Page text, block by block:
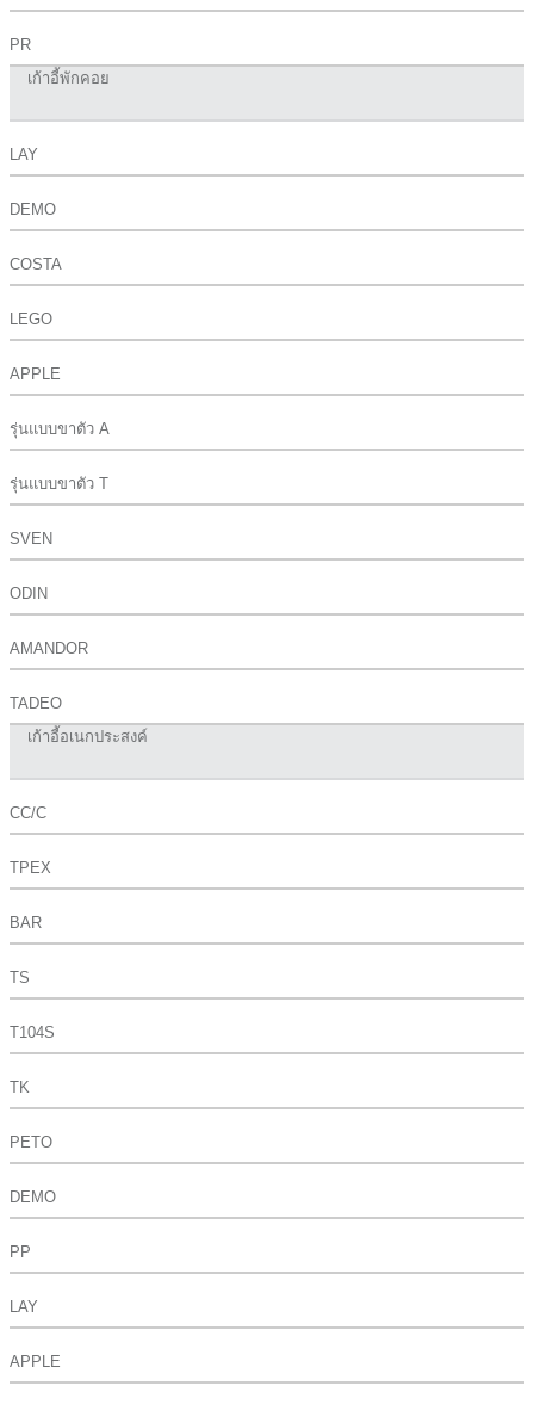
PR
เก้าอี้พักคอย
LAY
DEMO
COSTA
LEGO
APPLE
รุ่นแบบขาตัว A
รุ่นแบบขาตัว T
SVEN
ODIN
AMANDOR
TADEO
เก้าอี้อเนกประสงค์
CC/C
TPEX
BAR
TS
T104S
TK
PETO
DEMO
PP
LAY
APPLE